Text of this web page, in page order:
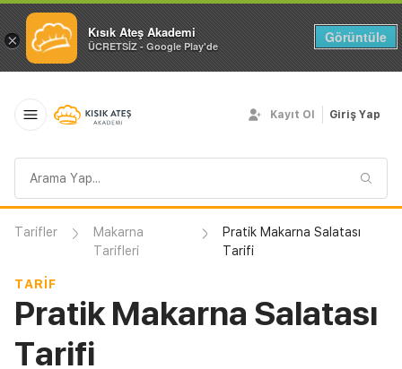
× Kısık Ateş Akademi
ÜCRETSİZ - Google Play'de
Görüntüle
sorgusu
Kayıt Ol Giriş Yap
Tarifler
Makarna
Tarifleri
Pratik Makarna Salatası
Tarifi
TARIF
Pratik Makarna Salatası
Tarifi